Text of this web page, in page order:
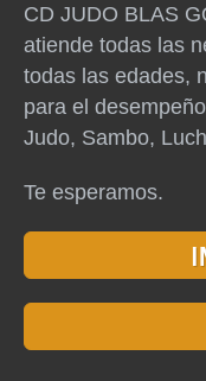
CD JUDO BLAS
atiende todas las
todas las edades,
para el
Judo, Sambo,
Te esperamos.